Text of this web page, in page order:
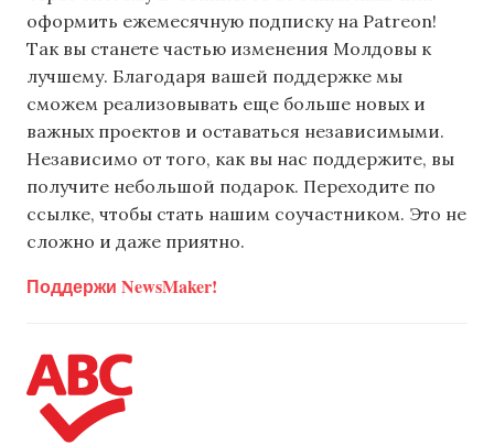
оформить ежемесячную подписку на Patreon!
Так вы станете частью изменения Молдовы к
лучшему. Благодаря вашей поддержке мы
сможем реализовывать еще больше новых и
важных проектов и оставаться независимыми.
Независимо от того, как вы нас поддержите, вы
получите небольшой подарок. Переходите по
ссылке, чтобы стать нашим соучастником. Это не
сложно и даже приятно.
Поддержи NewsMaker!